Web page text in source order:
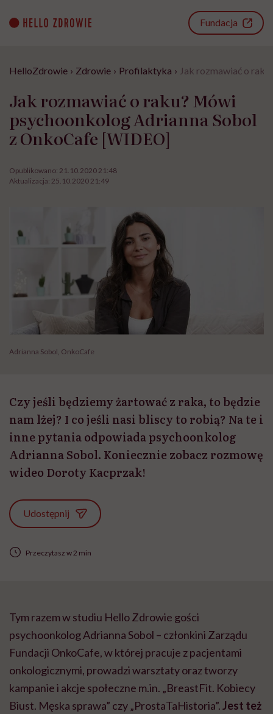
content
Fundacja
HelloZdrowie › Zdrowie › Profilaktyka › Jak rozmawiać o
Jak rozmawiać o raku? Mówi
psychoonkolog Adrianna Sobol
z OnkoCafe [WIDEO]
Opublikowano: 21.10.2020 21:48
Aktualizacja: 25.10.2020 21:49
Adrianna Sobol, OnkoCafe
Czy jeśli będziemy żartować z raka, to będzie
nam lżej? I co jeśli nasi bliscy to robią? Na te i
inne pytania odpowiada psychoonkolog
Adrianna Sobol. Koniecznie zobacz rozmowę
wideo Doroty Kacprzak!
Udostępnij
Przeczytasz w 2 min
Tym razem w studiu Hello Zdrowie gości
psychoonkolog Adrianna Sobol – członkini Zarządu
Fundacji OnkoCafe, w której pracuje z pacjentami
onkologicznymi, prowadzi warsztaty oraz tworzy
kampanie i akcje społeczne m.in. „BreastFit. Kobiecy
Biust. Męska sprawa” czy „ProstaTaHistoria”.Jest też